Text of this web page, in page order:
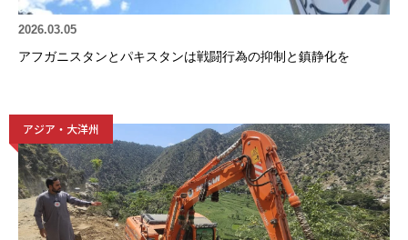
2026.03.05
アフガニスタンとパキスタンは戦闘行為の抑制と鎮静化を
アジア・大洋州